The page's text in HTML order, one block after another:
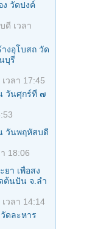
ง วัดปงค์
ดี เวลา
งอุโบสถ วัด
บุรี
วลา 17:45
วันศุกร์ที่ ๗
วันพฤหัสบดี
18:06
า เพื่อสง
ต้นปัน จ.ลํา
วลา 14:14
ดละหาร